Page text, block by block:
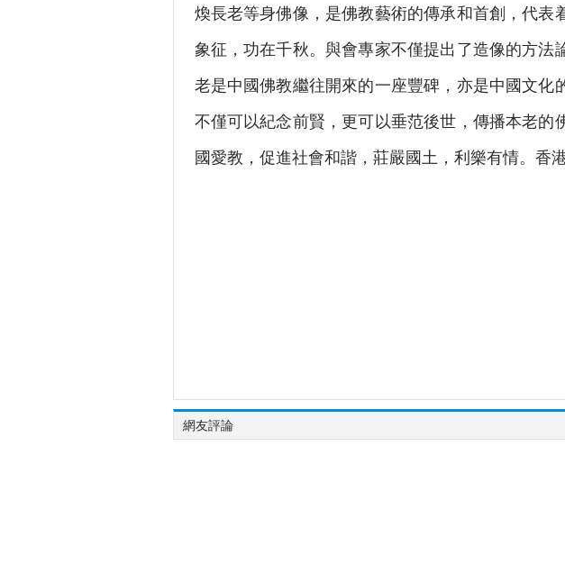
煥長老等身佛像，是佛教藝術的傳承和首創，代表
象征，功在千秋。與會專家不僅提出了造像的方法
老是中國佛教繼往開來的一座豐碑，亦是中國文化
不僅可以紀念前賢，更可以垂范後世，傳播本老的
國愛教，促進社會和諧，莊嚴國土，利樂有情。香
網友評論